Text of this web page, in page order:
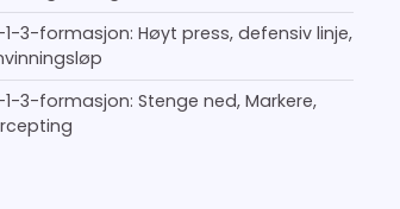
3-formasjon: Høyt press, defensiv linje,
3-formasjon: Stenge ned, Markere,